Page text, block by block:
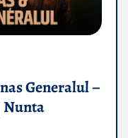
Generalul –
Nunta